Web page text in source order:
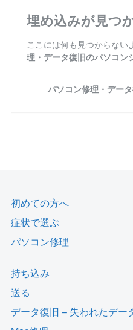
初めての方へ
症状で選ぶ
パソコン修理
持ち込み
送る
データ復旧 – 失われたデー